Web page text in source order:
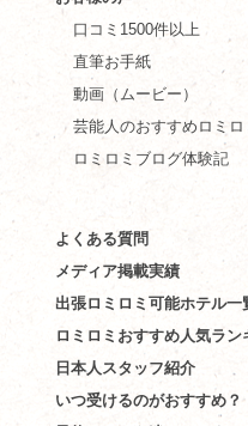
口コミ1500件以上
直筆お手紙
動画（ムービー）
芸能人のおすすめロミロ
ロミロミブログ体験記
よくある質問
メディア掲載実績
出張ロミロミ可能ホテル一
ロミロミおすすめ人気ラ
日本人スタッフ紹介
いつ受けるのがおすすめ？